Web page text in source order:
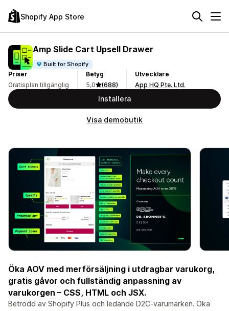
Shopify App Store
Amp Slide Cart Upsell Drawer
Built for Shopify
Priser
Gratisplan tillgänglig
Betyg
5,0
(688)
Utvecklare
App HQ Pte. Ltd.
Installera
Visa demobutik
Öka AOV med merförsäljning i utdragbar varukorg,
gratis gåvor och fullständig anpassning av
varukorgen – CSS, HTML och JSX.
Betrodd av Shopify Plus och ledande D2C-varumärken. Öka